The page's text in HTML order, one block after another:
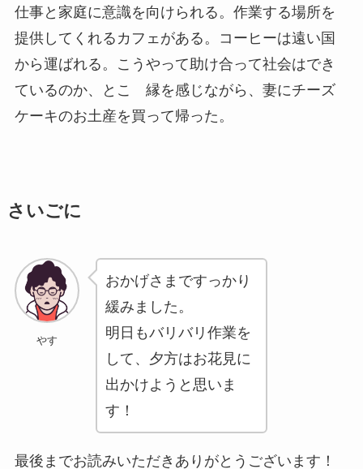
仕事と家庭に意識を向けられる。作業する場所を
提供してくれるカフェがある。コーヒーは遠い国
から運ばれる。こうやって助け合って社会はでき
ているのか、とこ゚縁を感じながら、妻にチーズ
ケーキのお土産を買って帰った。
さいごに
やす
おかげさまですっかり
緩みました。
明日もバリバリ作業を
して、夕方はお花見に
出かけようと思いま
す！
最後までお読みいただきありがとうございます！